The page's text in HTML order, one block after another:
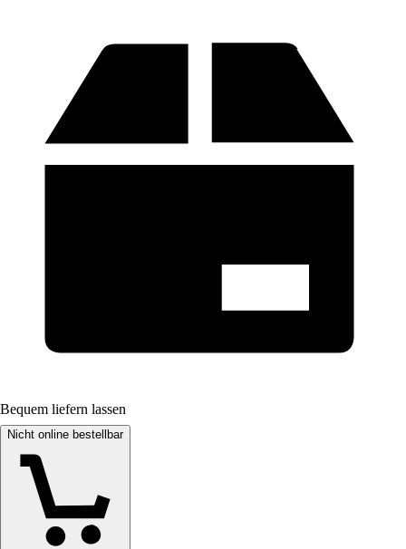
Bequem liefern lassen
Nicht online bestellbar